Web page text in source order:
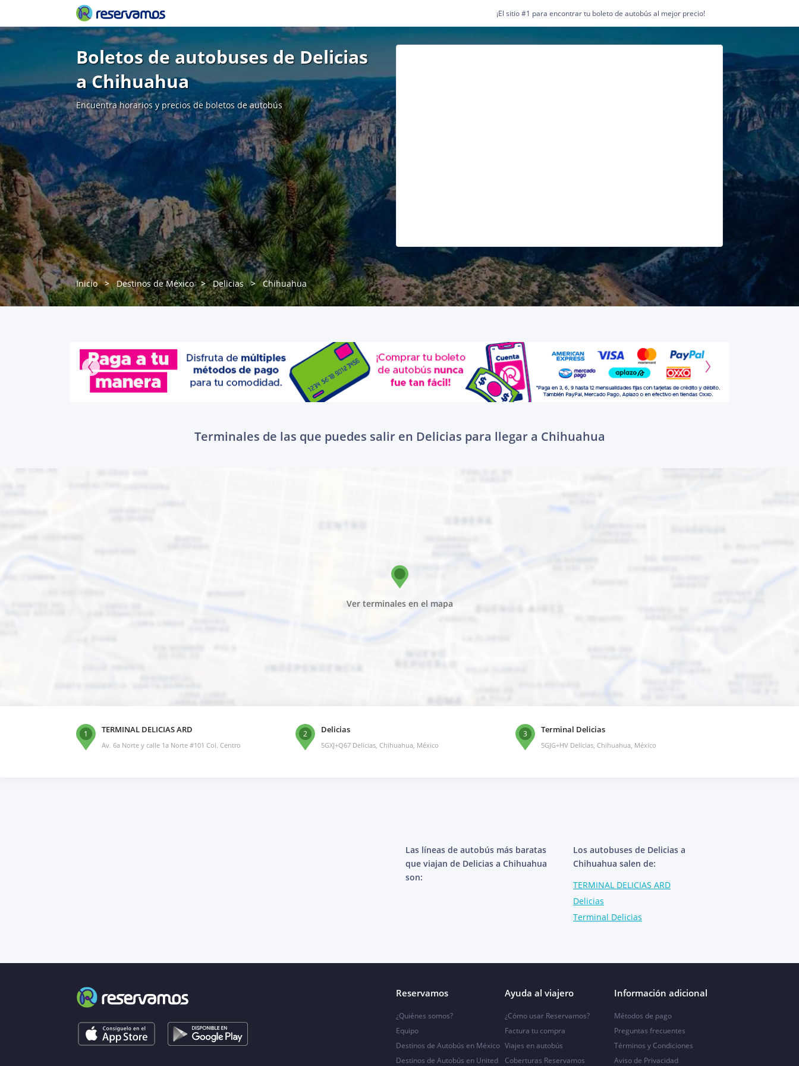
¡El sitio #1 para encontrar tu boleto de autobús al mejor precio!
Boletos de autobuses de Delicias
a Chihuahua
Encuentra horarios y precios de boletos de autobús
Inicio Destinos de México Delicias Chihuahua
Terminales de las que puedes salir en Delicias para llegar a Chihuahua
Ver terminales en el mapa
1 TERMINAL DELICIAS ARD
Av. 6a Norte y calle 1a Norte #101 Col. Centro
2 Delicias
5GXJ+Q67 Delicias, Chihuahua, México
3 Terminal Delicias
5GJG+HV Delicias, Chihuahua, México
Las líneas de autobús más baratas
que viajan de Delicias a Chihuahua
son:
Los autobuses de Delicias a
Chihuahua salen de:
TERMINAL DELICIAS ARD
Delicias
Terminal Delicias
Reservamos
¿Quiénes somos?
Equipo
Destinos de Autobús en México
Destinos de Autobús en United
Ayuda al viajero
¿Cómo usar Reservamos?
Factura tu compra
Viajes en autobús
Coberturas Reservamos
Información adicional
Métodos de pago
Preguntas frecuentes
Términos y Condiciones
Aviso de Privacidad